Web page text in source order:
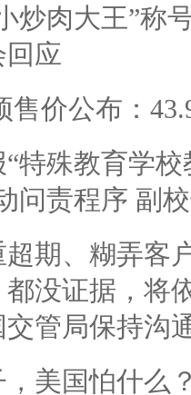
炒肉大王”称
应
售价公布：
特殊教育学
问责程序 副
期、糊弄客
没证据，将
交管局保持沟
美国怕什么